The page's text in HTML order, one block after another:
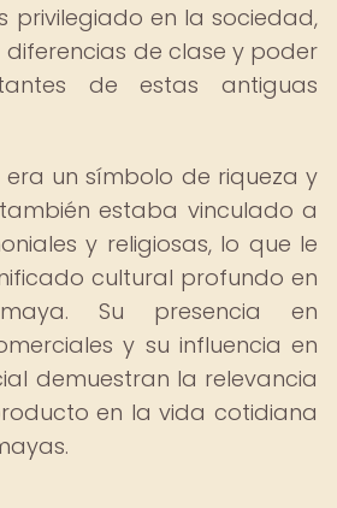
privilegiado en la sociedad,
de clase y poder
de estas antiguas
un símbolo de riqueza y
estaba vinculado a
y religiosas, lo que le
cultural profundo en
Su presencia en
y su influencia en
demuestran la relevancia
en la vida cotidiana